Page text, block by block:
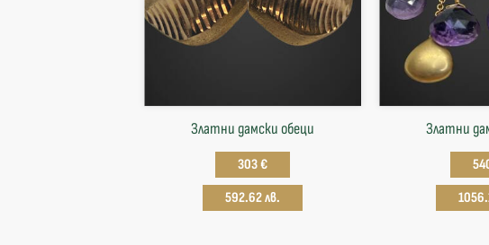
Златни дамски обеци
303 €
592.62 лв.
Златни